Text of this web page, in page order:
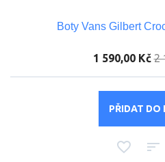
Boty Vans Gilbert
1 590,00 Kč 2
PŘIDAT DO